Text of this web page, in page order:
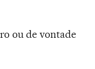
ou de vontade